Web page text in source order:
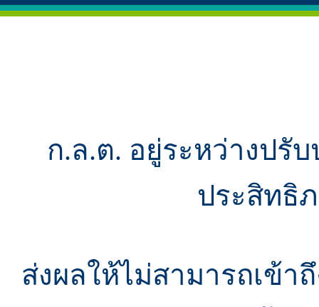
ก.ล.ต. อยู่ระหว่างปรั
ประสิทธิ
ส่งผลให้ไม่สามารถเข้า